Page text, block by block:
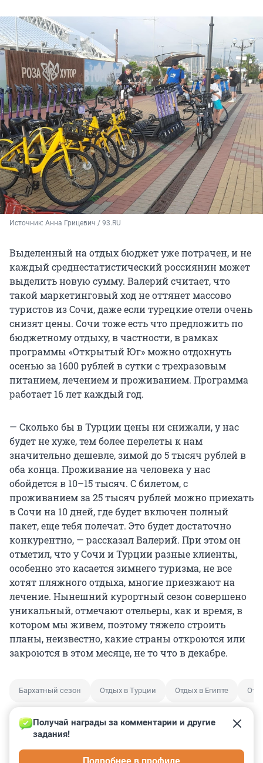
Источник: Анна Грицевич / 93.RU
Выделенный на отдых бюджет уже потрачен, и не
каждый среднестатистический россиянин может
выделить новую сумму. Валерий считает, что
такой маркетинговый ход не оттянет массово
туристов из Сочи, даже если турецкие отели очень
снизят цены. Сочи тоже есть что предложить по
бюджетному отдыху, в частности, в рамках
программы «Открытый Юг» можно отдохнуть
осенью за 1600 рублей в сутки с трехразовым
питанием, лечением и проживанием. Программа
работает 16 лет каждый год.
— Сколько бы в Турции цены ни снижали, у нас
будет не хуже, тем более перелеты к нам
значительно дешевле, зимой до 5 тысяч рублей в
оба конца. Проживание на человека у нас
обойдется в 10–15 тысяч. С билетом, с
проживанием за 25 тысяч рублей можно приехать
в Сочи на 10 дней, где будет включен полный
пакет, еще тебя полечат. Это будет достаточно
конкурентно, — рассказал Валерий. При этом он
отметил, что у Сочи и Турции разные клиенты,
особенно это касается зимнего туризма, не все
хотят пляжного отдыха, многие приезжают на
лечение. Нынешний курортный сезон совершено
уникальный, отмечают отельеры, как и время, в
котором мы живем, поэтому тяжело строить
планы, неизвестно, какие страны откроются или
закроются в этом месяце, не то что в декабре.
Бархатный сезон Отдых в Турции Отдых в Египте
Получай награды за комментарии и другие
задания!